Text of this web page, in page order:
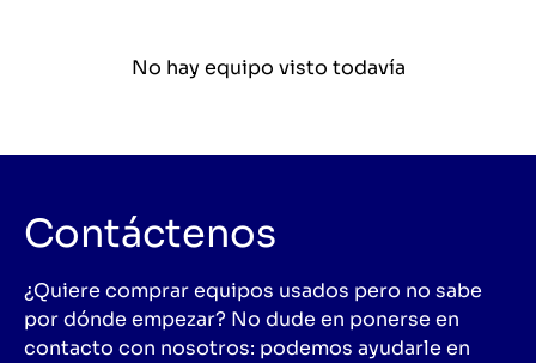
No hay equipo visto todavía
Contáctenos
¿Quiere comprar equipos usados pero no sabe
por dónde empezar? No dude en ponerse en
contacto con nosotros: podemos ayudarle en